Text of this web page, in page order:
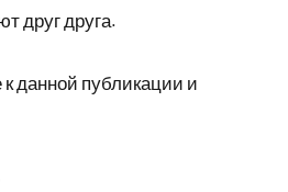
друг друга.
данной публикации и